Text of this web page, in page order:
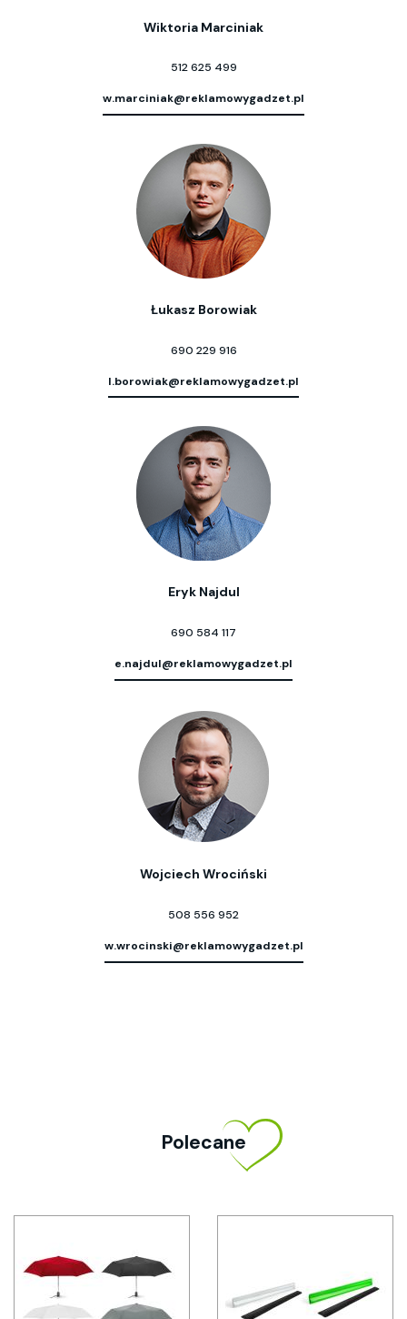
Wiktoria Marciniak
512 625 499
w.marciniak@reklamowygadzet.pl
Łukasz Borowiak
690 229 916
l.borowiak@reklamowygadzet.pl
Eryk Najdul
690 584 117
e.najdul@reklamowygadzet.pl
Wojciech Wrociński
508 556 952
w.wrocinski@reklamowygadzet.pl
Polecane